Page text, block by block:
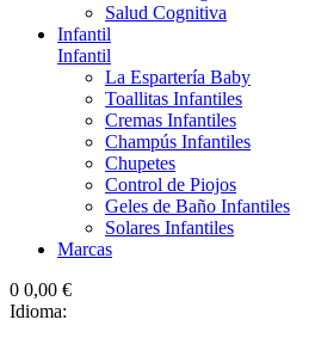
Salud Cognitiva
Infantil
Infantil
La Espartería Baby
Toallitas Infantiles
Cremas Infantiles
Champús Infantiles
Chupetes
Control de Piojos
Geles de Baño Infantiles
Solares Infantiles
Marcas
0 0,00 €
Idioma: